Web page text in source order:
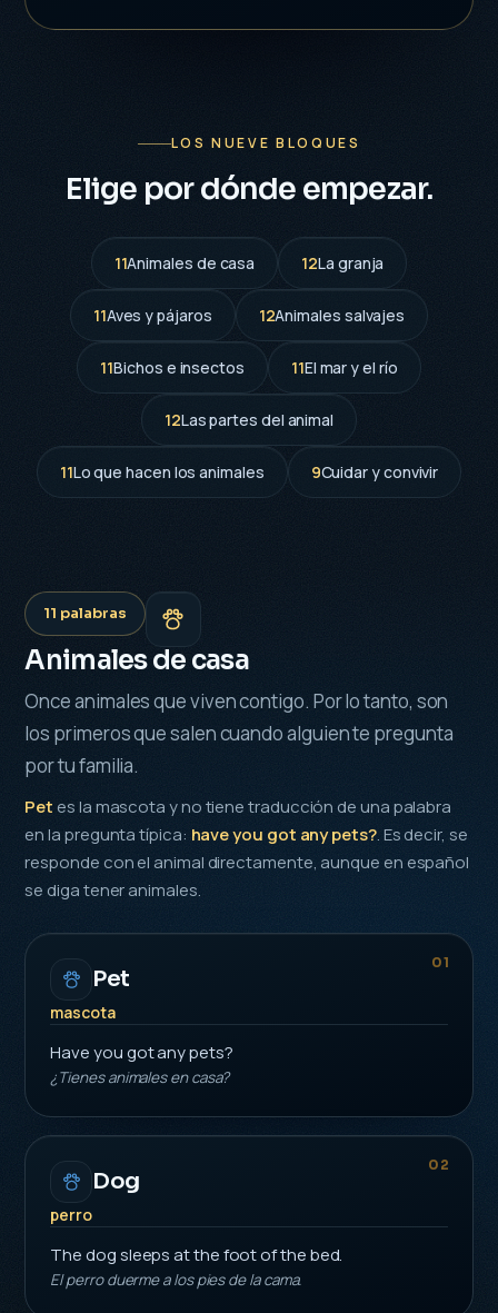
LOS NUEVE BLOQUES
Elige por dónde empezar.
11Animales de casa 12La granja
11Aves y pájaros 12Animales salvajes
11Bichos e insectos 11El mar y el río
12Las partes del animal
11Lo que hacen los animales 9Cuidar y convivir
Animales de casa
Once animales que viven contigo. Por lo tanto, son
los primeros que salen cuando alguien te pregunta
por tu familia.
Petes la mascota y no tiene traducción de una palabra
en la pregunta típica: have you got any pets?. Es decir, se
responde con el animal directamente, aunque en español
se diga tener animales.
11 palabras
01
Pet
mascota
Have you got any pets?
¿Tienes animales en casa?
02
Dog
perro
The dog sleeps at the foot of the bed.
El perro duerme a los pies de la cama.